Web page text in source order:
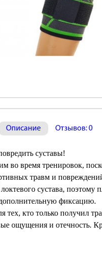
Описание Отзывов: 0
суставы!
во время тренировок,
травм и
сустава, поэтому
фиксацию.
тех, кто только получил
ощущения и отечность.